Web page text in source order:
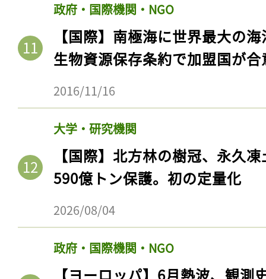
政府・国際機関・NGO
【国際】南極海に世界最大の
生物資源保存条約で加盟国が合
2016/11/16
大学・研究機関
【国際】北方林の樹冠、永久
590億トン保護。初の定量化
2026/08/04
政府・国際機関・NGO
【ヨーロッパ】6月熱波、観